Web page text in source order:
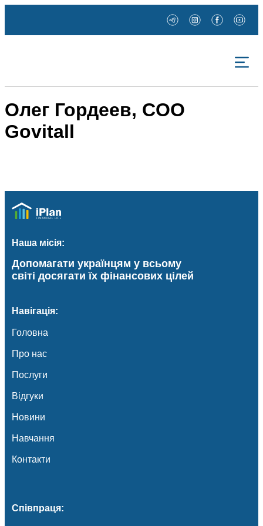
Олег Гордеев, COO
Govitall
Наша місія:
Допомагати українцям у всьому
світі досягати їх фінансових цілей
Навігація:
Головна
Про нас
Послуги
Відгуки
Новини
Навчання
Контакти
Співпраця: